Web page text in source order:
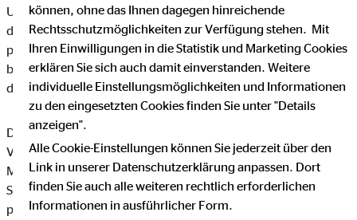
Unternehmen die Öffentlichkeit über Art, Umfang und Zweck
der von uns erhobenen, genutzten und verarbeiteten
personenbezogenen Daten informieren. Ferner werden
betroffene Personen mittels dieser Datenschutzerklärung über
die ihnen zustehenden Rechte aufgeklärt.
Die OVB Vermögensberatung AG hat als für die Verarbeitung
Verantwortlicher zahlreiche technische und organisatorische
Maßnahmen umgesetzt, um einen möglichst lückenlosen
Schutz der über diese Internetseite verarbeiteten
personenbezogenen Daten sicherzustellen. Dennoch können
können, ohne das Ihnen dagegen hinreichende
Rechtsschutzmöglichkeiten zur Verfügung stehen. Mit
Ihren Einwilligungen in die Statistik und Marketing Cookies
erklären Sie sich auch damit einverstanden. Weitere
individuelle Einstellungsmöglichkeiten und Informationen
zu den eingesetzten Cookies finden Sie unter "Details
anzeigen".
Alle Cookie-Einstellungen können Sie jederzeit über den
Link in unserer Datenschutzerklärung anpassen. Dort
finden Sie auch alle weiteren rechtlich erforderlichen
Informationen in ausführlicher Form.